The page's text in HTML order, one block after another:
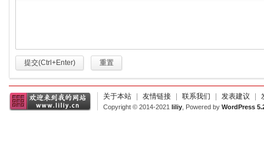
提交(Ctrl+Enter) 重置
关于本站 友情链接 联系我们 发表建议
Copyright © 2014-2021 liliy , Powered by WordPress